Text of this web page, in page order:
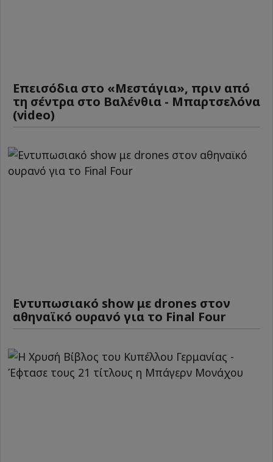
Επεισόδια στο «Μεστάγια», πριν από
τη σέντρα στο Βαλένθια - Μπαρτσελόνα
(video)
Εντυπωσιακό show με drones στον
αθηναϊκό ουρανό για το Final Four